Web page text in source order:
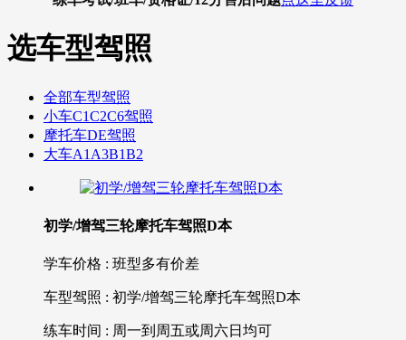
选车型驾照
全部车型驾照
小车C1C2C6驾照
摩托车DE驾照
大车A1A3B1B2
初学/增驾三轮摩托车驾照D本
学车价格 : 班型多有价差
车型驾照 : 初学/增驾三轮摩托车驾照D本
练车时间 : 周一到周五或周六日均可